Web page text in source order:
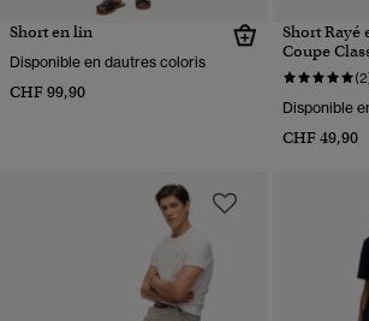
Short en lin
Disponible en dautres coloris
CHF 99,90
Short Rayé
Coupe
Disponible
CHF 49,90